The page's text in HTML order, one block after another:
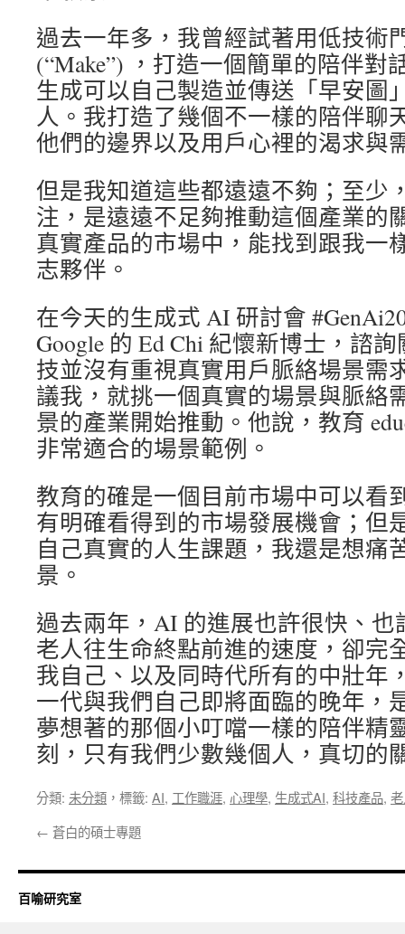
過去一年多，我曾經試著用低技術
(“Make”) ，打造一個簡單的陪伴對
生成可以自己製造並傳送「早安圖
人。我打造了幾個不一樣的陪伴聊
他們的邊界以及用戶心裡的渴求與
但是我知道這些都遠遠不夠；至少
注，是遠遠不足夠推動這個產業的
真實產品的市場中，能找到跟我一
志夥伴。
在今天的生成式 AI 研討會
Google 的 Ed Chi 紀懷新博士，諮
技並沒有重視真實用戶脈絡場景需
議我，就挑一個真實的場景與脈絡
景的產業開始推動。他說，教育
非常適合的場景範例。
教育的確是一個目前市場中可以看
有明確看得到的市場發展機會；但
自己真實的人生課題，我還是想痛
景。
過去兩年，AI 的進展也許很快、
老人往生命終點前進的速度，卻完
我自己、以及同時代所有的中壯年
一代與我們自己即將面臨的晚年，
夢想著的那個小叮噹一樣的陪伴精
刻，只有我們少數幾個人，真切的
分類: 未分類 ，標籤: AI, 工作職涯, 心理學, 生成式AI, 科技產品,
← 蒼白的碩士專題
百喻研究室